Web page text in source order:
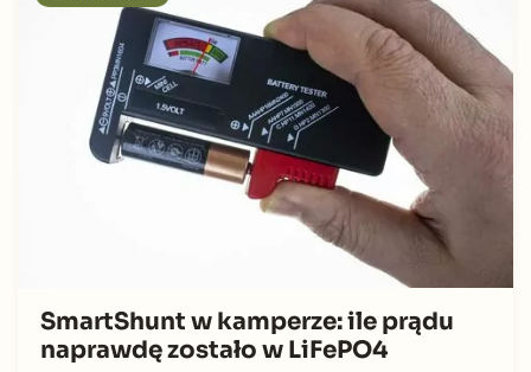
SmartShunt w kamperze: ile prądu
naprawdę zostało w LiFePO4